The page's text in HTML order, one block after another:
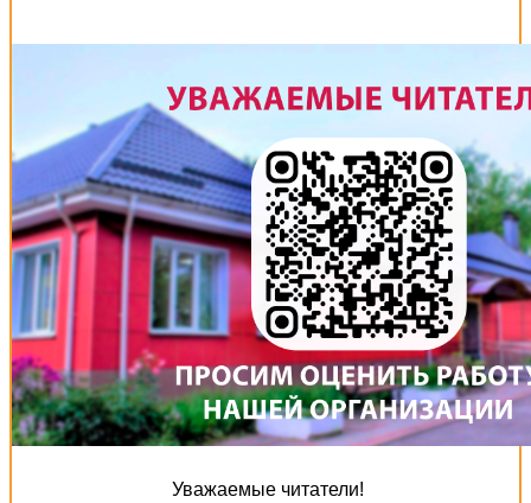
Уважаемые читатели!